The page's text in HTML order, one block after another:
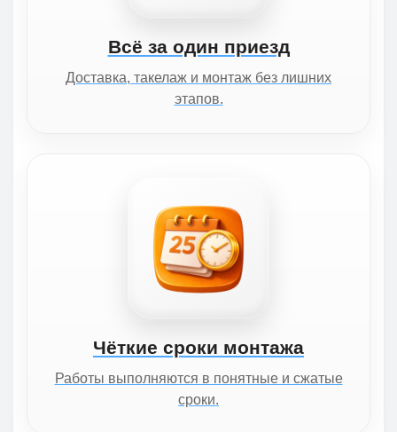
Всё за один приезд
Доставка, такелаж и монтаж без лишних
этапов.
Чёткие сроки монтажа
Работы выполняются в понятные и сжатые
сроки.